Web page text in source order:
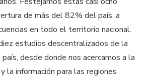
de más del 82% del país, a
en todo el territorio nacional.
estudios descentralizados de la
desde donde nos acercamos a la
la información para las regiones